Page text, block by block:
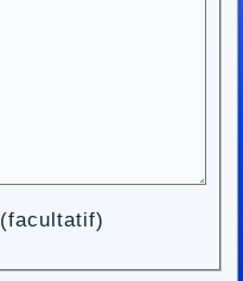
(facultatif)